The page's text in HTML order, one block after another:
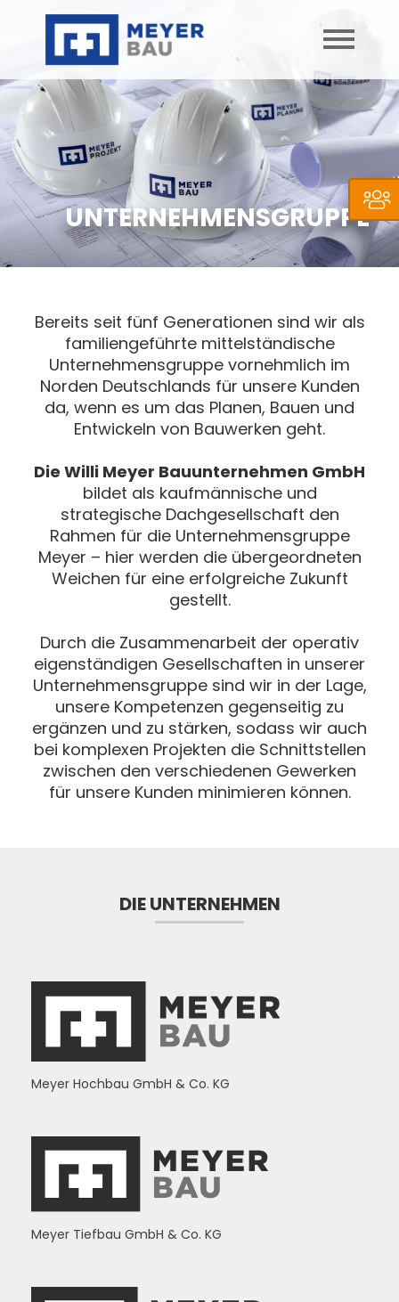
UNTERNEHMENSGRUPPE
Bereits seit fünf Generationen sind wir als
familiengeführte mittelständische
Unternehmensgruppe vornehmlich im
Norden Deutschlands für unsere Kunden
da, wenn es um das Planen, Bauen und
Entwickeln von Bauwerken geht.
Die Willi Meyer Bauunternehmen GmbH
bildet als kaufmännische und
strategische Dachgesellschaft den
Rahmen für die Unternehmensgruppe
Meyer – hier werden die übergeordneten
Weichen für eine erfolgreiche Zukunft
gestellt.
Durch die Zusammenarbeit der operativ
eigenständigen Gesellschaften in unserer
Unternehmensgruppe sind wir in der Lage,
unsere Kompetenzen gegenseitig zu
ergänzen und zu stärken, sodass wir auch
bei komplexen Projekten die Schnittstellen
zwischen den verschiedenen Gewerken
für unsere Kunden minimieren können.
DIE UNTERNEHMEN
Meyer Hochbau GmbH & Co. KG
Meyer Tiefbau GmbH & Co. KG